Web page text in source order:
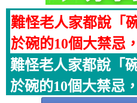
難怪老人家都說「
於碗的10個大禁忌
難怪老人家都說「
於碗的10個大禁忌